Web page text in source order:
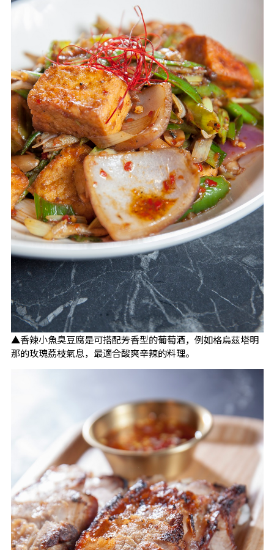
▲香辣小魚臭豆腐是可搭配芳香型的葡萄酒，例如格烏茲塔明
那的玫瑰荔枝氣息，最適合酸爽辛辣的料理。